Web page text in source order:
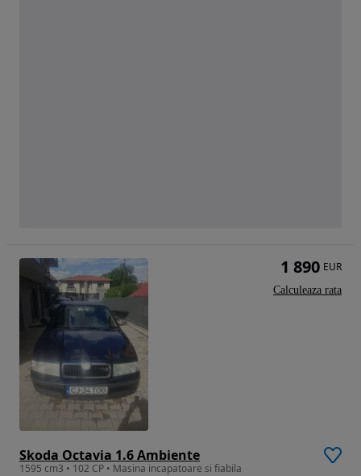
Skoda Octavia 1.6 Ambiente
1595 cm3 • 102 CP • Masina incapatoare si fiabila
1 890 EUR
Calculeaza rata